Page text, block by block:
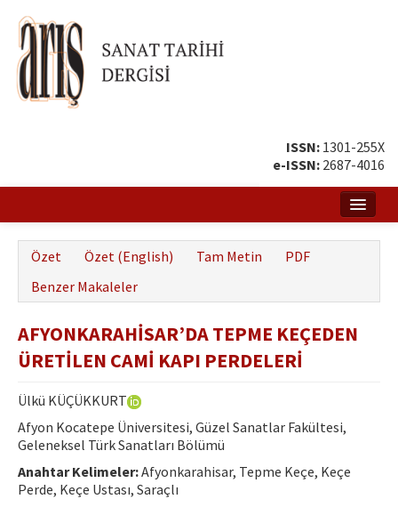
ISSN: 1301-255X
e-ISSN: 2687-4016
Amaç ve Kapsam
Yayın ve Editör Kurulu
Hakem Rehberi
Yayın Politikaları
İletişim
Özet Özet (English) Tam Metin
PDF
Benzer Makaleler
AFYONKARAHİSAR’DA TEPME KEÇEDEN
ÜRETİLEN CAMİ KAPI PERDELERİ
Ülkü KÜÇÜKKURT
Afyon Kocatepe Üniversitesi, Güzel Sanatlar Fakültesi,
Geleneksel Türk Sanatları Bölümü
Anahtar Kelimeler:Afyonkarahisar, Tepme Keçe, Keçe
Perde, Keçe Ustası, Saraçlı